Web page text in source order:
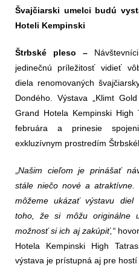
Švajčiarski umelci budú
Hoteli Kempinski
Štrbské pleso –
jedinečnú príležitosť vidieť
diela renomovaných
Dondého. Výstava „Klimt
Grand Hotela Kempinski
februára a prinesie
exkluzívnym prostredím
„Našim cieľom je prinášať
stále niečo nové a
môžeme ukázať výstavu diel
toho, že si môžu originálne
možnosť si ich aj zakúpiť,“
Hotela Kempinski High Tatras
výstava je prístupná aj pre hostí